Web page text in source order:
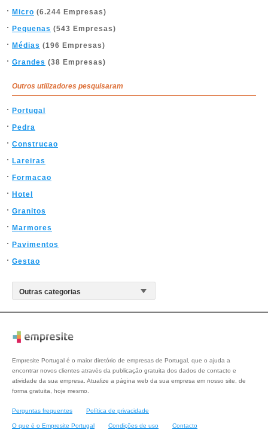
Micro (6.244 Empresas)
Pequenas (543 Empresas)
Médias (196 Empresas)
Grandes (38 Empresas)
Outros utilizadores pesquisaram
Portugal
Pedra
Construcao
Lareiras
Formacao
Hotel
Granitos
Marmores
Pavimentos
Gestao
Empresite Portugal é o maior diretório de empresas de Portugal, que o ajuda a
encontrar novos clientes através da publicação gratuita dos dados de contacto e
atividade da sua empresa. Atualize a página web da sua empresa em nosso site, de
forma gratuita, hoje mesmo.
Perguntas frequentes Política de privacidade
O que é o Empresite Portugal Condições de uso Contacto